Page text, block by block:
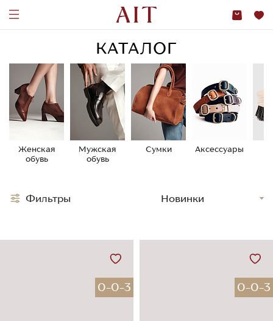
КАТАЛОГ
Женская
обувь
Мужская
обувь
Сумки Аксессуары
0-0-3 0-0-3
Фильтры